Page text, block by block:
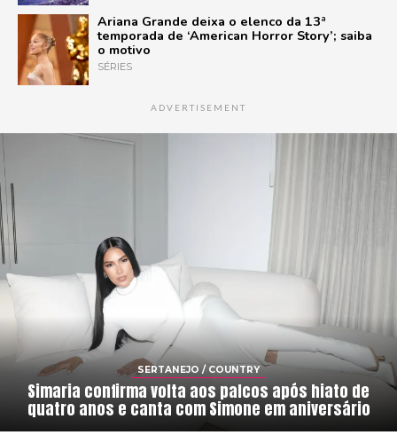
Ariana Grande deixa o elenco da 13ª
temporada de ‘American Horror Story’; saiba
o motivo
SÉRIES
ADVERTISEMENT
SERTANEJO / COUNTRY
Simaria confirma volta aos palcos após hiato de
quatro anos e canta com Simone em aniversário